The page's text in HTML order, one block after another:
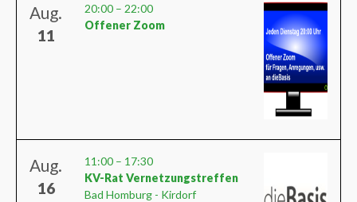
Aug.
11
20:00 – 22:00
Offener Zoom
Aug.
16
11:00 – 17:30
KV-Rat Vernetzungstreffen
Bad Homburg - Kirdorf